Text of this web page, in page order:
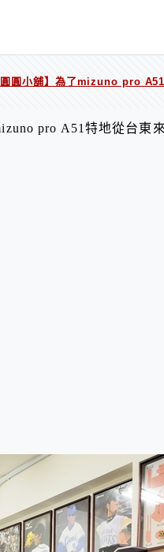
圓圓小舖】為了mizuno pro
pro A51特地從台東